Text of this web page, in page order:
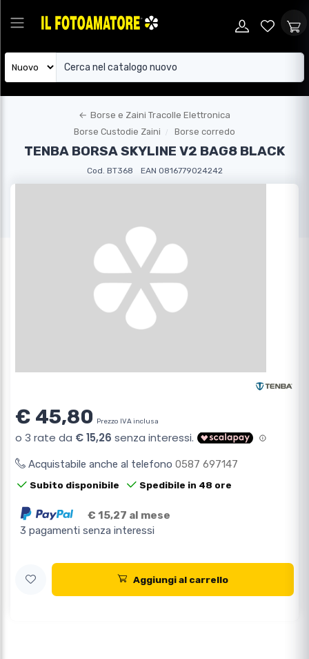
← Borse e Zaini Tracolle Elettronica
Borse Custodie Zaini
Borse corredo
TENBA BORSA SKYLINE V2 BAG8 BLACK
Cod. BT368 EAN 0816779024242
€ 45,80 Prezzo IVA inclusa
Acquistabile anche al telefono 0587 697147
Subito disponibile Spedibile in 48 ore
€ 15,27 al mese
3 pagamenti senza interessi
Aggiungi al carrello